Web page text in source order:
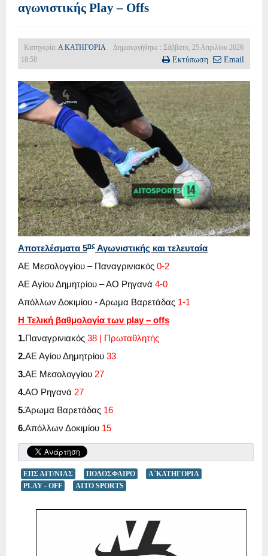
αγωνιστικής Play – Offs
Κατηγορία: Α ΚΑΤΗΓΟΡΙΑ
Δημιουργήθηκε : Σάββατο, 25 Απριλίου 2026
18:58
Εκτύπωση Email
Αποτελέσματα 5ης Αγωνιστικής και τελευταία
ΑΕ Μεσολογγίου – Παναγρινιακός 0-2
ΑΕ Αγίου Δημητρίου – ΑΟ Ρηγανά 4-0
Απόλλων Δοκιμίου - Αρωμα Βαρετάδας 1-1
Η Τελική βαθμολογία των play– offs
1.Παναγρινιακός 38 | Πρωταθλητής
2.ΑΕ Αγίου Δημητρίου 33
3.ΑΕ Μεσολογγίου 27
4.ΑΟ Ρηγανά 27
5.Άρωμα Βαρετάδας 16
6.Απόλλων Δοκιμίου 15
ΕΠΣ ΑΙΤ/ΝΙΑΣ ΠΟΔΟΣΦΑΙΡΟ
Α΄ΚΑΤΗΓΟΡΙΑ
PLAY - OFF
AITO SPORTS